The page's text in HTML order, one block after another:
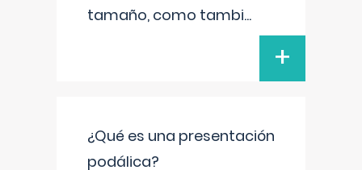
tamaño, como tambi...
+
¿Qué es una presentación
podálica?